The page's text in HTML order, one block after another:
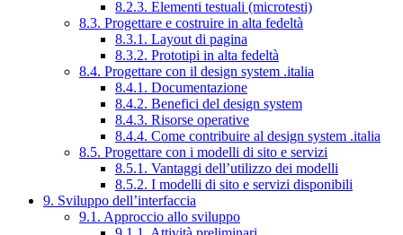
8.2.3. Elementi testuali (microtesti)
8.3. Progettare e costruire in alta fedeltà
8.3.1. Layout di pagina
8.3.2. Prototipi in alta fedeltà
8.4. Progettare con il design system .italia
8.4.1. Documentazione
8.4.2. Benefici del design system
8.4.3. Risorse operative
8.4.4. Come contribuire al design system .italia
8.5. Progettare con i modelli di sito e servizi
8.5.1. Vantaggi dell’utilizzo dei modelli
8.5.2. I modelli di sito e servizi disponibili
9. Sviluppo dell’interfaccia
9.1. Approccio allo sviluppo